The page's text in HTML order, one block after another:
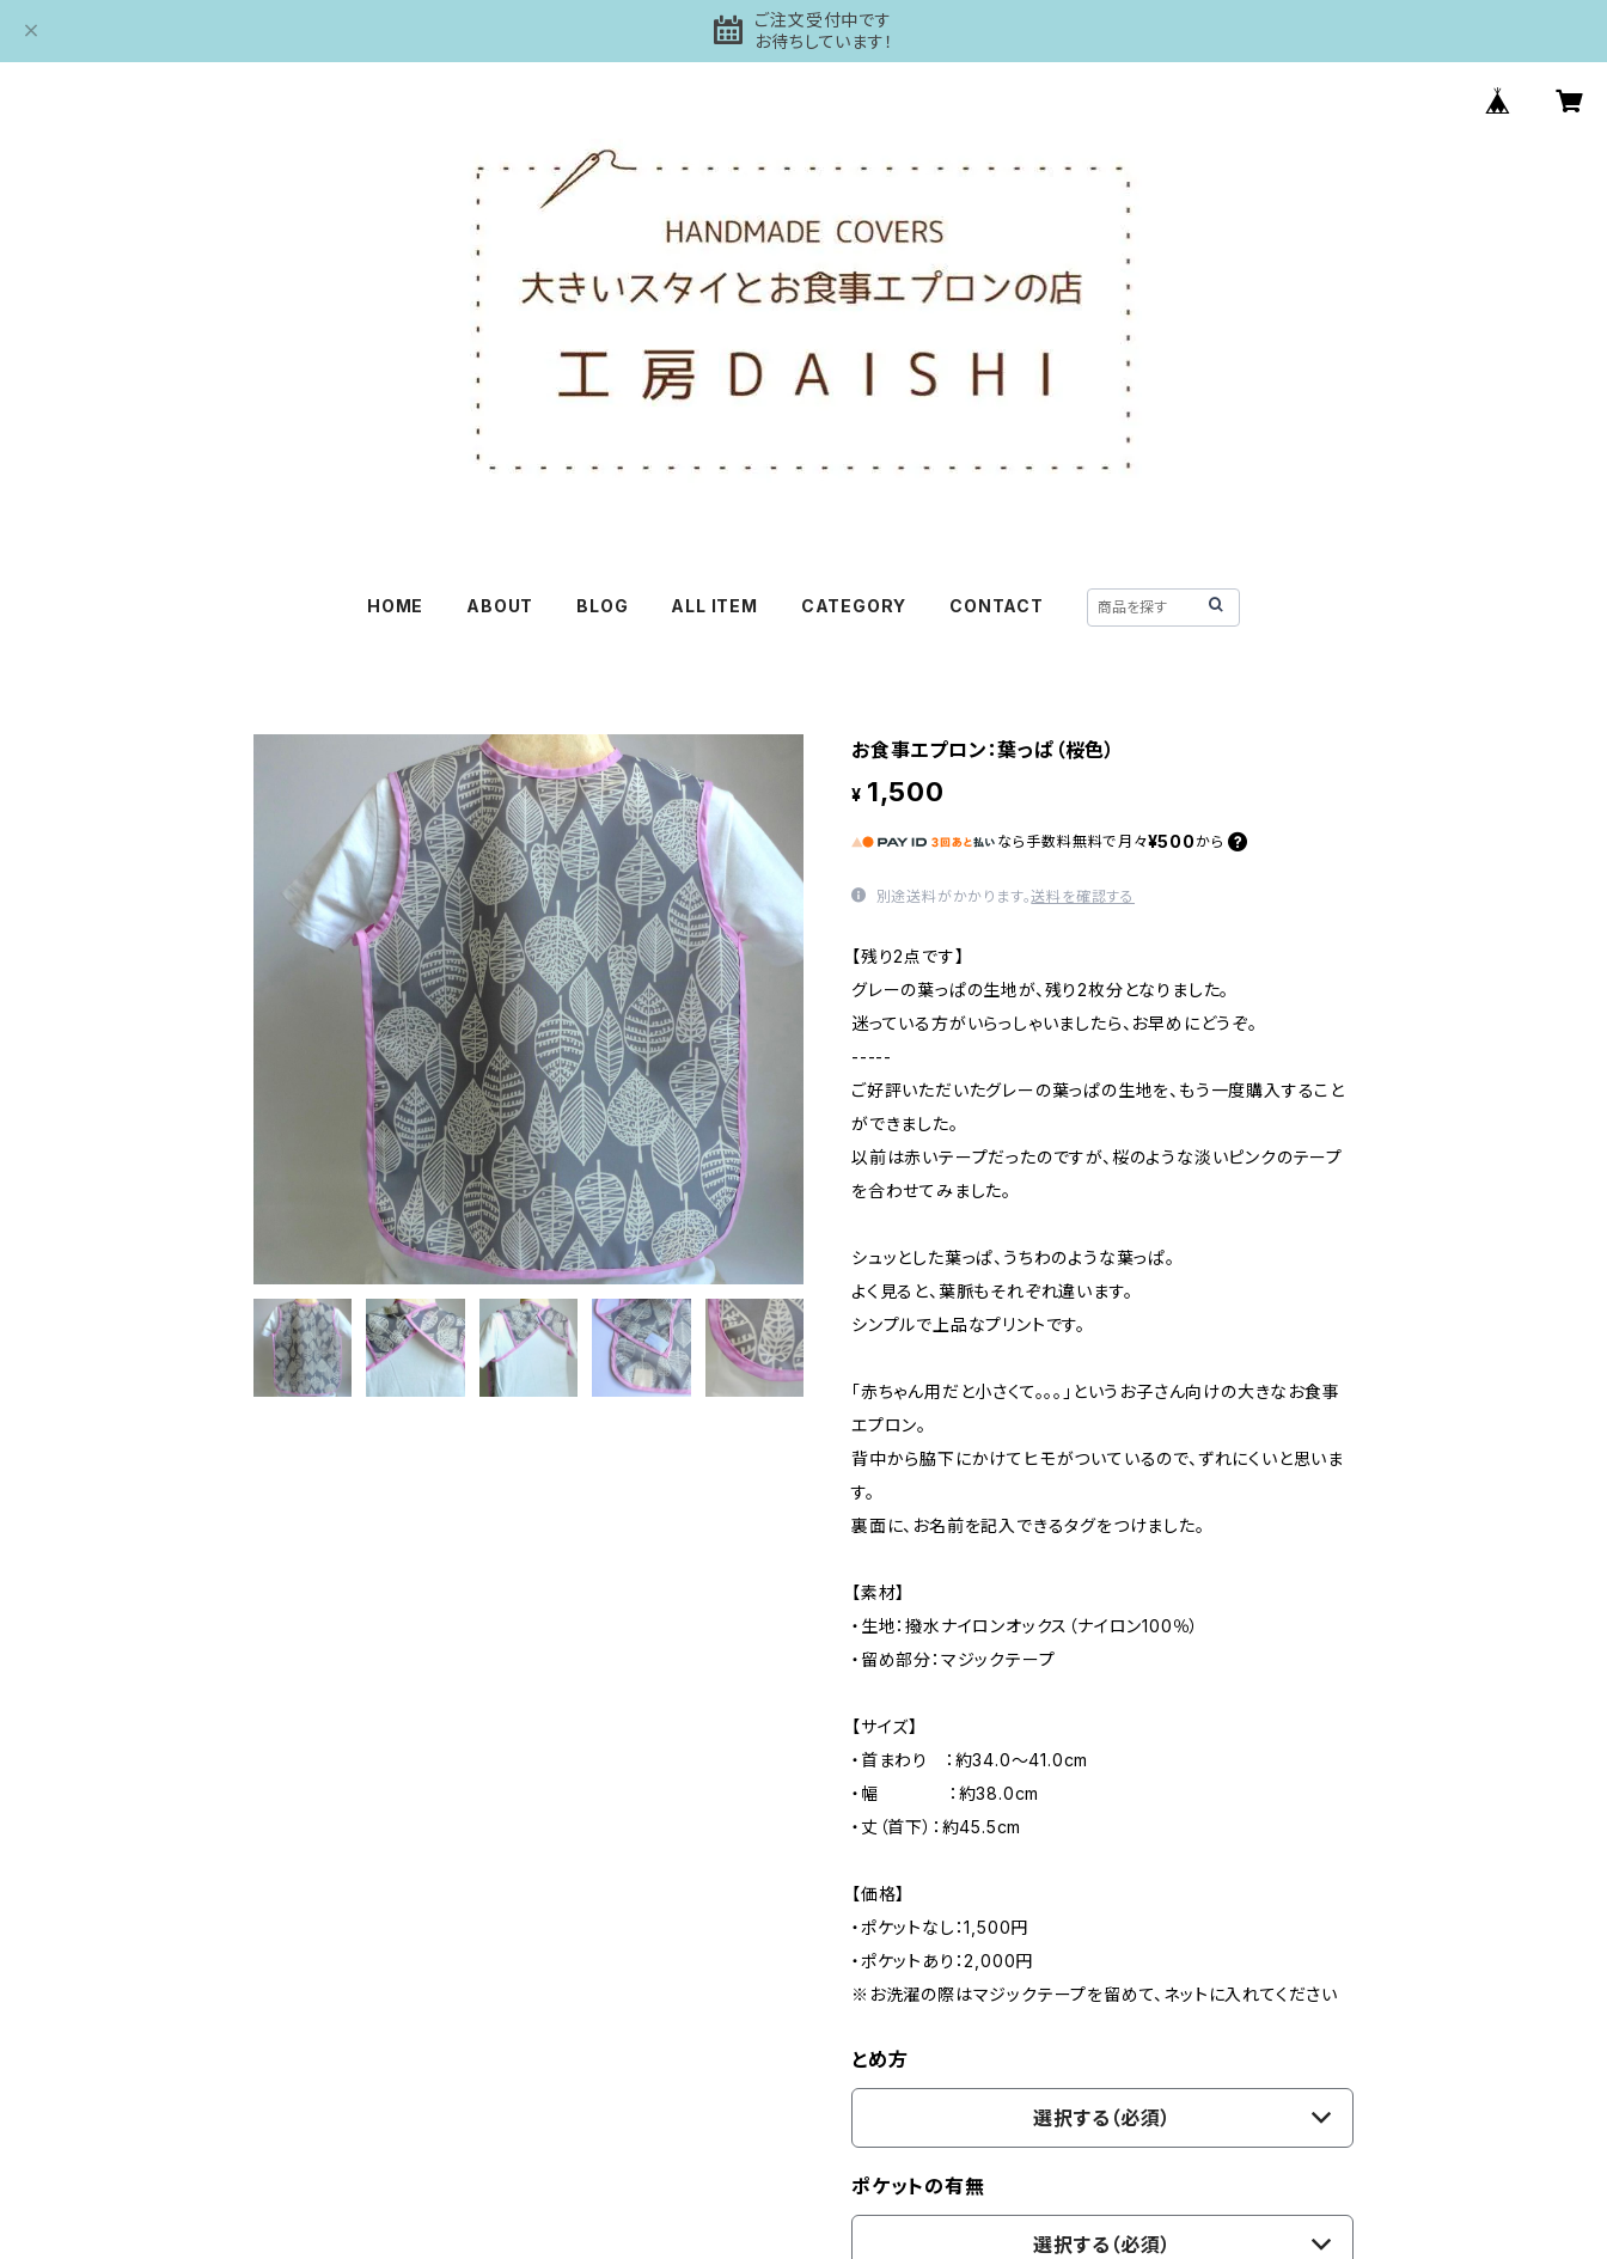
ご注文受付中です
お待ちしています！
HOME ABOUT BLOG ALL ITEM CATEGORY CONTACT
お食事エプロン：葉っぱ（桜色）
¥ 1,500
なら 手数料無料で 月々¥500 から
別途送料がかかります。送料を確認する
【残り2点です】
グレーの葉っぱの生地が、残り2枚分となりました。
迷っている方がいらっしゃいましたら、お早めにどうぞ。
-----
ご好評いただいたグレーの葉っぱの生地を、もう一度購入すること
ができました。
以前は赤いテープだったのですが、桜のような淡いピンクのテープ
を合わせてみました。
シュッとした葉っぱ、うちわのような葉っぱ。
よく見ると、葉脈もそれぞれ違います。
シンプルで上品なプリントです。
「赤ちゃん用だと小さくて。。。」というお子さん向けの大きなお食事
エプロン。
背中から脇下にかけてヒモがついているので、ずれにくいと思いま
す。
裏面に、お名前を記入できるタグをつけました。
【素材】
・生地：撥水ナイロンオックス（ナイロン100％）
・留め部分：マジックテープ
【サイズ】
・首まわり ：約34.0～41.0cm
・幅 ：約38.0cm
・丈（首下）：約45.5cm
【価格】
・ポケットなし：1,500円
・ポケットあり：2,000円
※お洗濯の際はマジックテープを留めて、ネットに入れてください
とめ方
選択する（必須）
ポケットの有無
選択する（必須）